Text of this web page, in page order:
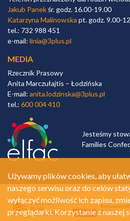
Jakub Panekśr. godz. 16.00-19.00
Katarzyna Malinowska pt. godz. 9.00-
tel.: 732 988 451
e-mail: linia@3plus.pl
MEDIA
Rzecznik Prasowy
Anita Marczułajtis – Łodzińska
E-mail: anita.lodzinska@3plus.pl
tel.: 600 004 410
Jesteśmy
Families
Używamy plików cookies, aby
naszego serwisu oraz do celów
wyłączyć możliwość ich zapisu,
przeglądarki. Korzystanie z naszej